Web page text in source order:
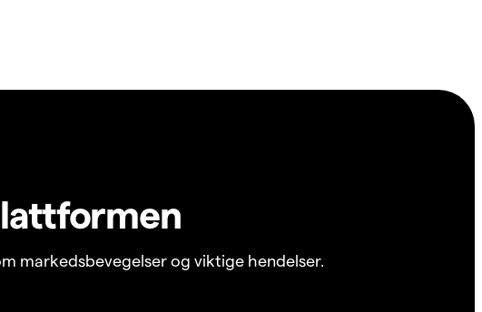
markedsbevegelser og viktige hendelser.